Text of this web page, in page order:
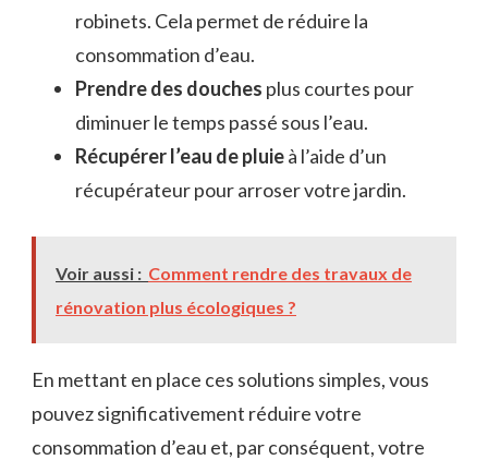
robinets. Cela permet de réduire la
consommation d’eau.
Prendre des douches plus courtes pour
diminuer le temps passé sous l’eau.
Récupérer l’eau de pluieà l’aide d’un
récupérateur pour arroser votre jardin.
Voir aussi : Comment rendre des travaux de
rénovation plus écologiques ?
En mettant en place ces solutions simples, vous
pouvez significativement réduire votre
consommation d’eau et, par conséquent, votre